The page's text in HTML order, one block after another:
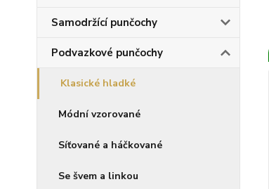
Samodržící punčochy
Podvazkové punčochy
Klasické hladké
Módní vzorované
Síťované a háčkované
Se švem a linkou